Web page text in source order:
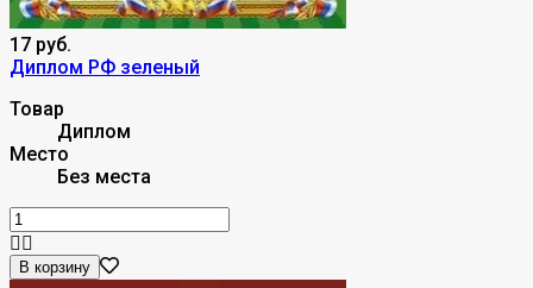
17 руб.
Диплом РФ зеленый
Товар
Диплом
Место
Без места
В корзину